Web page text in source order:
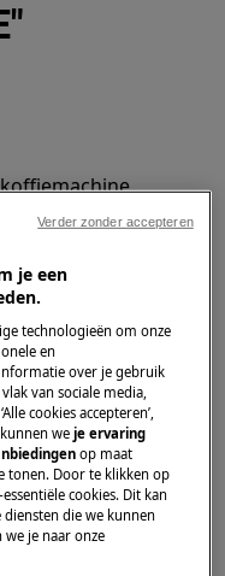
koffiedik.
te duren
er voordat u
drie dagen
het laatst koffie
van de
je een
technologieën om onze
en
over je gebruik
van sociale media,
cookies accepteren’,
weje ervaring
op maat
tonen. Door te klikken op
cookies. Dit kan
die we kunnen
je naar onze
Verder zonder accepteren